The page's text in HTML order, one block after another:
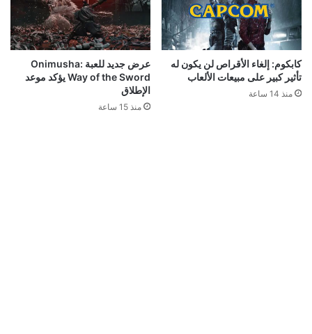
كابكوم: إلغاء الأقراص لن يكون له
تأثير كبير على مبيعات الألعاب
منذ 14 ساعة
عرض جديد للعبة Onimusha:
Way of the Sword يؤكد موعد
الإطلاق
منذ 15 ساعة